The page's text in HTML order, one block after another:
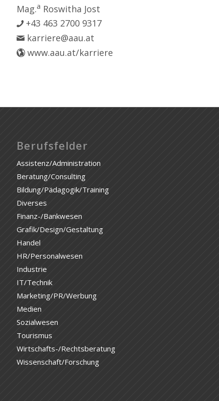
Mag.a Roswitha Jost
+43 463 2700 9317
karriere@aau.at
www.aau.at/karriere
Berufsfelder
Assistenz/Administration
Beratung/Consulting
Bildung/Pädagogik/Training
Diverses
Finanz-/Bankwesen
Grafik/Design/Gestaltung
Handel
HR/Personalwesen
Industrie
IT/Technik
Marketing/PR/Werbung
Medien
Sozialwesen
Tourismus
Wirtschafts-/Rechtsberatung
Wissenschaft/Forschung